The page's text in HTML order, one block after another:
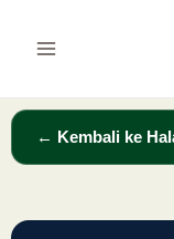
Main
Menu
← Kembali ke